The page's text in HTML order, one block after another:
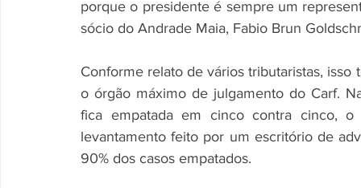
porque o presidente é sempre um
sócio do Andrade Maia, Fabio Brun
Conforme relato de vários tributaristas,
o órgão máximo de julgamento do Carf.
fica empatada em cinco contra cinco,
levantamento feito por um escritório de
90% dos casos empatados.